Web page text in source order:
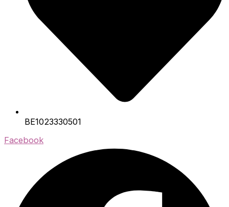
BE1023330501
Facebook